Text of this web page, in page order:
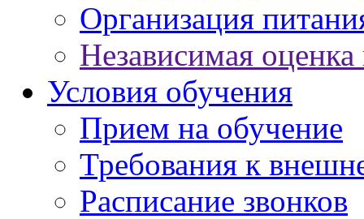
Организация
Независимая оценка
Условия обучения
Прием на обучение
Требования к
Расписание звонков